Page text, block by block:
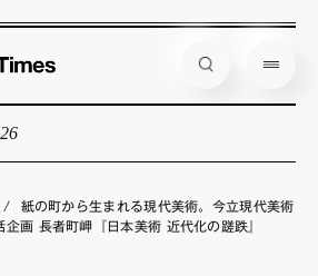
/
紙の町から生まれる現代美術。今立現代美術
画 長者町岬『日本美術 近代化の蹉跌』